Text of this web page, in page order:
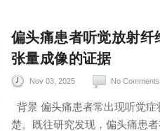
偏头痛患者听觉放射
张量成像的证据
Nov 03, 2025 No Comments
背景 偏头痛患者常出现听觉
楚。既往研究发现，偏头痛患